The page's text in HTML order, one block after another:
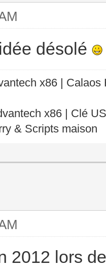
désolé
x86 |
x86 | Clé
& Scripts maison
2012 lors